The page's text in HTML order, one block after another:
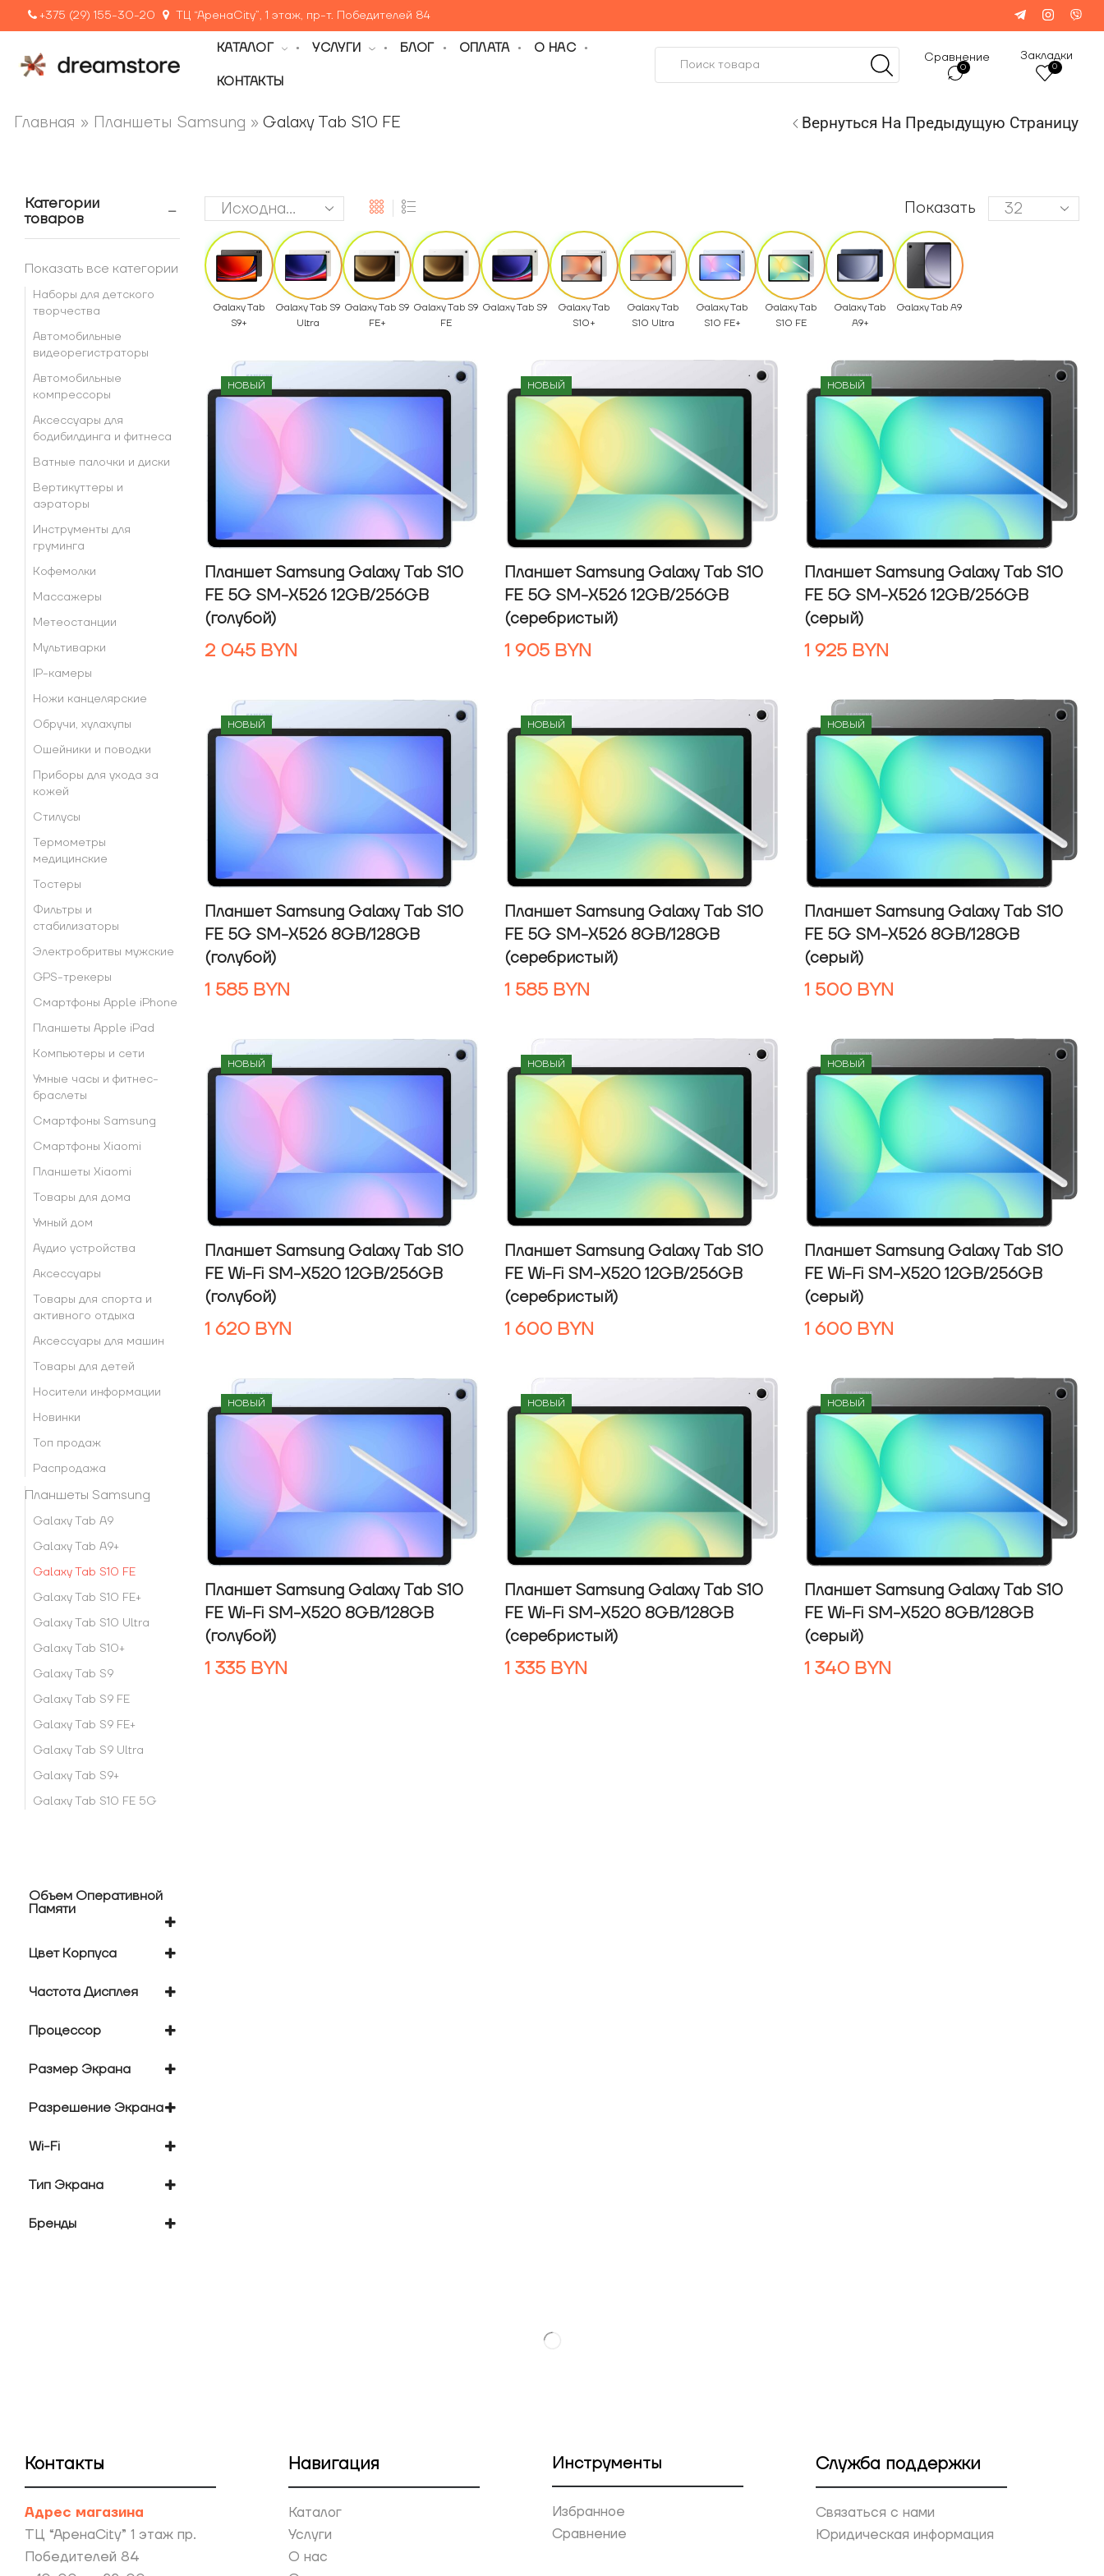
+375 (29) 155-30-20 ТЦ “АренаCity”, 1 этаж, пр-т. Победителей 84
КАТАЛОГ УСЛУГИ БЛОГ ОПЛАТА О НАС
КОНТАКТЫ
Сравнение
0
Закладки
0
Вернуться На Предыдущую Страницу
Главная » Планшеты Samsung »Galaxy Tab S10 FE
Показать
Galaxy Tab
S9+
Galaxy Tab S9
Ultra
Galaxy Tab S9
FE+
Galaxy Tab S9
FE
Galaxy Tab S9
Galaxy Tab
S10+
Galaxy Tab
S10 Ultra
Galaxy Tab
S10 FE+
Galaxy Tab
S10 FE
Galaxy Tab
A9+
Galaxy Tab A9
НОВЫЙ
Планшет Samsung Galaxy Tab S10
FE 5G SM-X526 12GB/256GB
(голубой)
2 045 BYN
НОВЫЙ
Планшет Samsung Galaxy Tab S10
FE 5G SM-X526 12GB/256GB
(серебристый)
1 905 BYN
НОВЫЙ
Планшет Samsung Galaxy Tab S10
FE 5G SM-X526 12GB/256GB
(серый)
1 925 BYN
НОВЫЙ
Планшет Samsung Galaxy Tab S10
FE 5G SM-X526 8GB/128GB
(голубой)
1 585 BYN
НОВЫЙ
Планшет Samsung Galaxy Tab S10
FE 5G SM-X526 8GB/128GB
(серебристый)
1 585 BYN
НОВЫЙ
Планшет Samsung Galaxy Tab S10
FE 5G SM-X526 8GB/128GB
(серый)
1 500 BYN
НОВЫЙ
Планшет Samsung Galaxy Tab S10
FE Wi-Fi SM-X520 12GB/256GB
(голубой)
1 620 BYN
НОВЫЙ
Планшет Samsung Galaxy Tab S10
FE Wi-Fi SM-X520 12GB/256GB
(серебристый)
1 600 BYN
НОВЫЙ
Планшет Samsung Galaxy Tab S10
FE Wi-Fi SM-X520 12GB/256GB
(серый)
1 600 BYN
НОВЫЙ
Планшет Samsung Galaxy Tab S10
FE Wi-Fi SM-X520 8GB/128GB
(голубой)
1 335 BYN
НОВЫЙ
Планшет Samsung Galaxy Tab S10
FE Wi-Fi SM-X520 8GB/128GB
(серебристый)
1 335 BYN
НОВЫЙ
Планшет Samsung Galaxy Tab S10
FE Wi-Fi SM-X520 8GB/128GB
(серый)
1 340 BYN
Категории
товаров
Показать все категории
Наборы для детского
творчества
Автомобильные
видеорегистраторы
Автомобильные
компрессоры
Аксессуары для
бодибилдинга и фитнеса
Ватные палочки и диски
Вертикуттеры и
аэраторы
Инструменты для
груминга
Кофемолки
Массажеры
Метеостанции
Мультиварки
IP-камеры
Ножи канцелярские
Обручи, хулахупы
Ошейники и поводки
Приборы для ухода за
кожей
Стилусы
Термометры
медицинские
Тостеры
Фильтры и
стабилизаторы
Электробритвы мужские
GPS-трекеры
Смартфоны Apple iPhone
Планшеты Apple iPad
Компьютеры и сети
Умные часы и фитнес-
браслеты
Смартфоны Samsung
Смартфоны Xiaomi
Планшеты Xiaomi
Товары для дома
Умный дом
Аудио устройства
Аксессуары
Товары для спорта и
активного отдыха
Аксессуары для машин
Товары для детей
Носители информации
Новинки
Топ продаж
Распродажа
Планшеты Samsung
Galaxy Tab A9
Galaxy Tab A9+
Galaxy Tab S10 FE
Galaxy Tab S10 FE+
Galaxy Tab S10 Ultra
Galaxy Tab S10+
Galaxy Tab S9
Galaxy Tab S9 FE
Galaxy Tab S9 FE+
Galaxy Tab S9 Ultra
Galaxy Tab S9+
Galaxy Tab S10 FE 5G
Объем Оперативной
Памяти
8 Гб
Цвет Корпуса
серебристый
Частота Дисплея
Процессор
Размер Экрана
Разрешение Экрана
Wi-Fi
Тип Экрана
Бренды
Контакты
Адрес магазина
ТЦ “АренаCity” 1 этаж пр.
Победителей 84
Навигация
Каталог
Услуги
О нас
Инструменты
Избранное
Сравнение
Служба поддержки
Связаться с нами
Юридическая информация